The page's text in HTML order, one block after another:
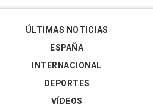
ÚLTIMAS NOTICIAS
ESPAÑA
INTERNACIONAL
DEPORTES
VÍDEOS